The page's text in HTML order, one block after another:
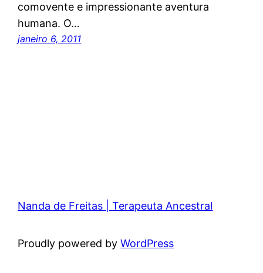
comovente e impressionante aventura
humana. O…
janeiro 6, 2011
Nanda de Freitas | Terapeuta Ancestral
Proudly powered byWordPress